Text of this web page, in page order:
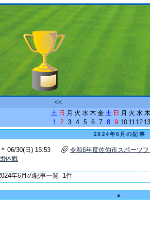
<<
土 日 月 火 水 木 金 土 日 月 火 水 木
1
2 3 4 5 6 7 8 9 10 11 12 13
2024年6月の記事
■ 06/30(日) 15:53
令和6年度佐伯市スポーツ
団体戦
年6月の記事一覧 1件
▲